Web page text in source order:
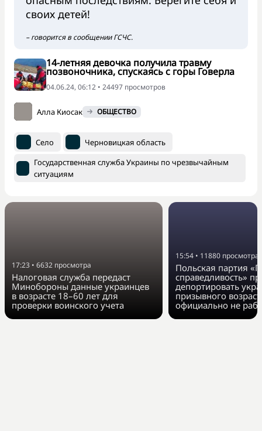
своих детей!
– говорится в сообщении ГСЧС.
14-летняя девочка получила травму
позвоночника, спускаясь с горы Говерла
04.06.24, 06:12 • 24497 просмотров
Алла Киосак ОБЩЕСТВО
Село
Черновицкая область
Государственная служба Украины по чрезвычайным
ситуациям
17:23 • 6632 просмотра
Налоговая служба передаст
Минобороны данные украинцев
в возрасте 18–60 лет для
проверки воинского учета
15:54 • 11880 просмотра
Польская партия
справедливость»
депортировать
призывного
официально не